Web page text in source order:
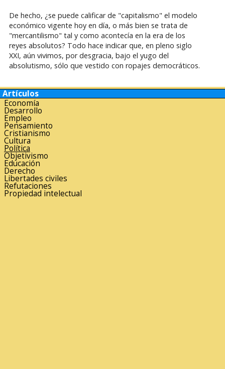
De hecho, ¿se puede calificar de "capitalismo" el modelo
económico vigente hoy en día, o más bien se trata de
"mercantilismo" tal y como acontecía en la era de los
reyes absolutos? Todo hace indicar que, en pleno siglo
XXI, aún vivimos, por desgracia, bajo el yugo del
absolutismo, sólo que vestido con ropajes democráticos.
Artículos
Economía
Desarrollo
Empleo
Pensamiento
Cristianismo
Cultura
Política
Objetivismo
Educación
Derecho
Libertades civiles
Refutaciones
Propiedad intelectual